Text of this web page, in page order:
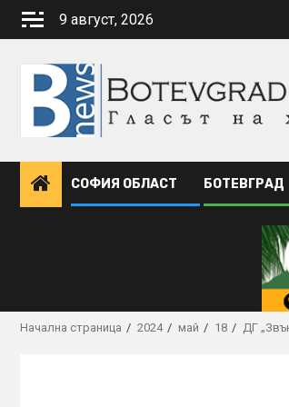
Skip
9 август, 2026
СОФИЯ ОБЛАСТ БОТЕВГРАД
Начална страница 2024 май 18 ДГ